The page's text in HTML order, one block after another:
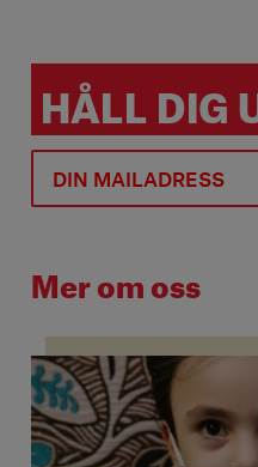
HÅLL DIG
Mer om oss